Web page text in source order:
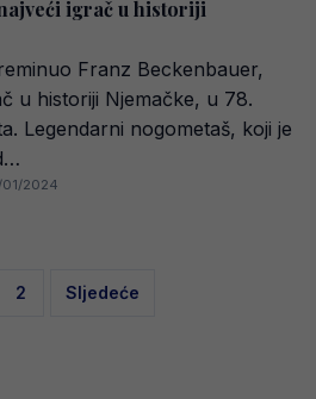
igrač u historiji
Franz Beckenbauer,
u historiji Njemačke, u 78.
Legendarni nogometaš, koji je
2024
2 Sljedeće